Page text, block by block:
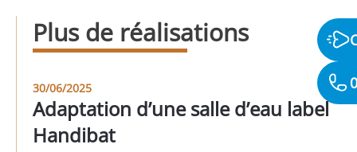
Plus de réalisations
30/06/2025
Adaptation d’une salle d’eau label
Handibat